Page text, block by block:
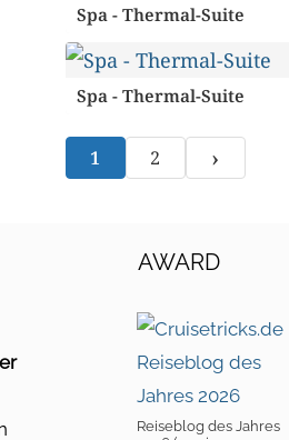
Spa - Thermal-Suite
Spa - Thermal-Suite
1 2 ›
AWARD
Reiseblog des Jahres